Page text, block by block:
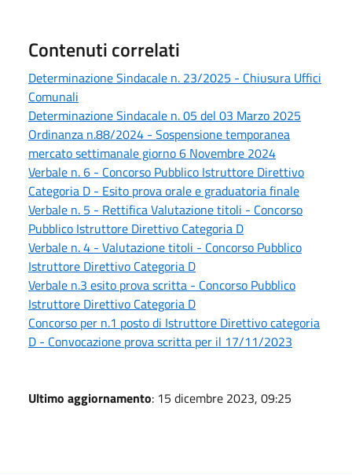
Contenuti correlati
Determinazione Sindacale n. 23/2025 - Chiusura Uffici
Comunali
Determinazione Sindacale n. 05 del 03 Marzo 2025
Ordinanza n.88/2024 - Sospensione temporanea
mercato settimanale giorno 6 Novembre 2024
Verbale n. 6 - Concorso Pubblico Istruttore Direttivo
Categoria D - Esito prova orale e graduatoria finale
Verbale n. 5 - Rettifica Valutazione titoli - Concorso
Pubblico Istruttore Direttivo Categoria D
Verbale n. 4 - Valutazione titoli - Concorso Pubblico
Istruttore Direttivo Categoria D
Verbale n.3 esito prova scritta - Concorso Pubblico
Istruttore Direttivo Categoria D
Concorso per n.1 posto di Istruttore Direttivo categoria
D - Convocazione prova scritta per il 17/11/2023
Ultimo aggiornamento: 15 dicembre 2023, 09:25